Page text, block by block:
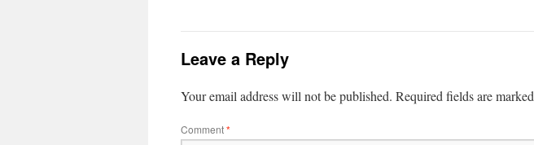
Leave a Reply
Your email address will not be published. Required fields are marked
Comment*